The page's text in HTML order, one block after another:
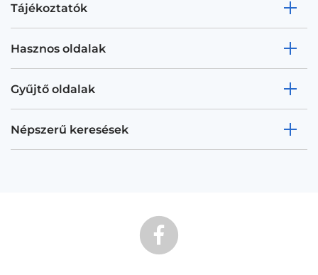
Tájékoztatók
Hasznos oldalak
Gyűjtő oldalak
Népszerű keresések